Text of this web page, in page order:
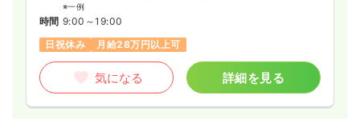
※一例
時間 9:00～19:00
日祝休み
月給28万円以上可
気になる 詳細を見る